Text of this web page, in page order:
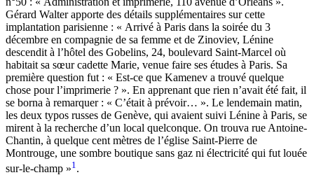
Gérard Walter apporte des détails supplémentaires sur cette
implantation parisienne : « Arrivé à Paris dans la soirée du 3
décembre en compagnie de sa femme et de Zinoviev, Lénine
descendit à l’hôtel des Gobelins, 24, boulevard Saint-Marcel où
habitait sa sœur cadette Marie, venue faire ses études à Paris. Sa
première question fut : « Est-ce que Kamenev a trouvé quelque
chose pour l’imprimerie ? ». En apprenant que rien n’avait été fait, il
se borna à remarquer : « C’était à prévoir… ». Le lendemain matin,
les deux typos russes de Genève, qui avaient suivi Lénine à Paris, se
mirent à la recherche d’un local quelconque. On trouva rue Antoine-
Chantin, à quelque cent mètres de l’église Saint-Pierre de
Montrouge, une sombre boutique sans gaz ni électricité qui fut louée
sur-le-champ »1.